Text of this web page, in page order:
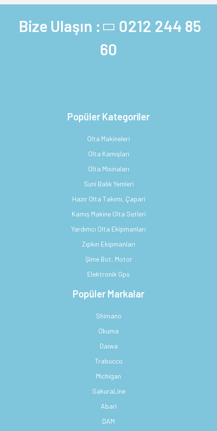
Bize Ulaşın : 0212 244 85
60
Popüler Kategoriler
Olta Makineleri
Olta Kamışları
Olta Misinaları
Suni Balık Yemleri
Hazır Olta Takımı, Çapari
Kamış Makine Olta Setleri
Yardımcı Olta Ekipmanları
Zıpkın Ekipmanları
Şime Bot, Motor
Elektronik Gps
Popüler Markalar
Shimano
Okuma
Daiwa
Trabucco
Michigan
SakuraLine
Abari
DAM